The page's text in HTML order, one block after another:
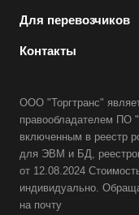
Для перевозчиков
Контакты
ООО "Торгтранс"
правообладателем ПО
включенным в реестр
для ЭВМ и БД,
от 12.08.2024
индивидуально.
на почту